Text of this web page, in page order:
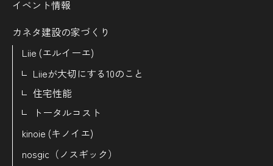
イベント情報
カネタ建設の家づくり
Liie (エルイーエ)
Liieが大切にする10のこと
住宅性能
トータルコスト
kinoie (キノイエ)
nosgic（ノスギック）